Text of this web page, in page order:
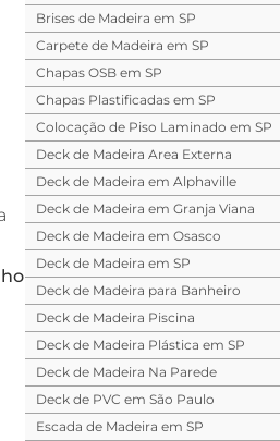
Brises de Madeira em SP
Carpete de Madeira em SP
Chapas OSB em SP
Chapas Plastificadas em SP
Colocação de Piso Laminado em SP
Deck de Madeira Area Externa
Deck de Madeira em Alphaville
Deck de Madeira em Granja Viana
Deck de Madeira em Osasco
Deck de Madeira em SP
Deck de Madeira para Banheiro
Deck de Madeira Piscina
Deck de Madeira Plástica em SP
Deck de Madeira Na Parede
Deck de PVC em São Paulo
Escada de Madeira em SP